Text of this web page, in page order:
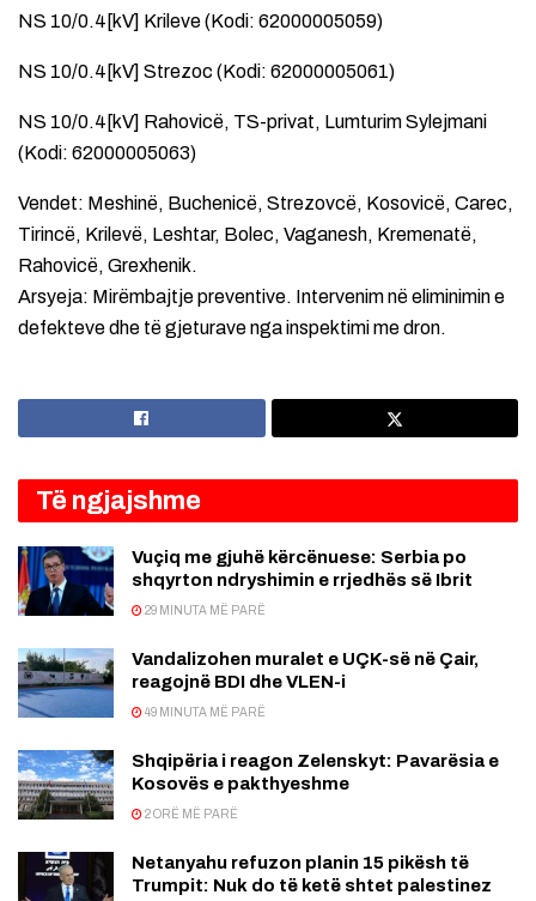
NS 10/0.4[kV] Krileve (Kodi: 62000005059)
NS 10/0.4[kV] Strezoc (Kodi: 62000005061)
NS 10/0.4[kV] Rahovicë, TS-privat, Lumturim Sylejmani
(Kodi: 62000005063)
Vendet: Meshinë, Buchenicë, Strezovcë, Kosovicë, Carec,
Tirincë, Krilevë, Leshtar, Bolec, Vaganesh, Kremenatë,
Rahovicë, Grexhenik.
Arsyeja: Mirëmbajtje preventive. Intervenim në eliminimin e
defekteve dhe të gjeturave nga inspektimi me dron.
Të ngjajshme
Vuçiq me gjuhë kërcënuese: Serbia po
shqyrton ndryshimin e rrjedhës së Ibrit
29 MINUTA MË PARË
Vandalizohen muralet e UÇK-së në Çair,
reagojnë BDI dhe VLEN-i
49 MINUTA MË PARË
Shqipëria i reagon Zelenskyt: Pavarësia e
Kosovës e pakthyeshme
2 ORË MË PARË
Netanyahu refuzon planin 15 pikësh të
Trumpit: Nuk do të ketë shtet palestinez